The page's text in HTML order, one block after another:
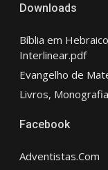
Downloads
Bíblia em
Interlinear.pdf
Evangelho de
Livros,
Facebook
Adventistas.Com